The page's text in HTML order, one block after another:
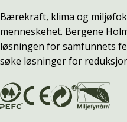
Bærekraft, klima og
menneskehet. Bergene
løsningen for samfunnets
søke løsninger for